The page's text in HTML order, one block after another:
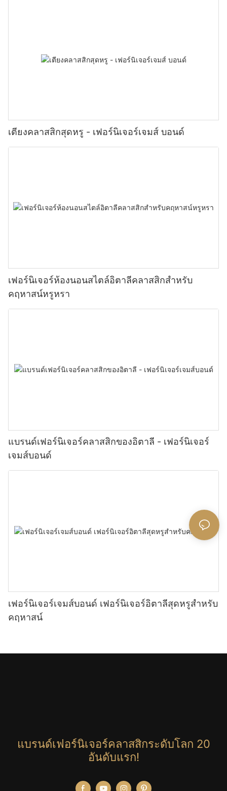
เตียงคลาสสิกสุดหรู - เฟอร์นิเจอร์เจมส์ บอนด์
เฟอร์นิเจอร์ห้องนอนสไตล์อิตาลีคลาสสิกสำหรับ
คฤหาสน์หรูหรา
แบรนด์เฟอร์นิเจอร์คลาสสิกของอิตาลี - เฟอร์นิเจอร์
เจมส์บอนด์
เฟอร์นิเจอร์เจมส์บอนด์ เฟอร์นิเจอร์อิตาลีสุดหรูสำหรับ
คฤหาสน์
แบรนด์เฟอร์นิเจอร์คลาสสิกระดับโลก 20
อันดับแรก!